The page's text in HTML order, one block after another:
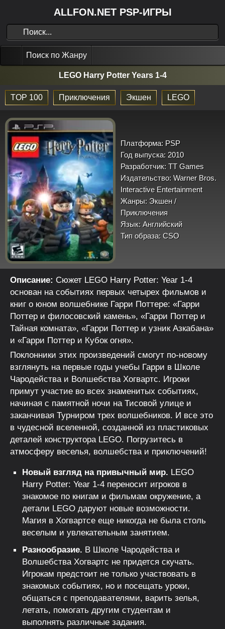
ALLFON.NET PSP-ИГРЫ
Поиск по Жанру
LEGO Harry Potter Years 1-4
TOP 100 Приключения Экшен LEGO
Платформа: PSP
Год выпуска: 2010
Разработчик: TT Games
Издательство: Warner Bros.
Interactive Entertainment
Жанры: Экшен /
Приключения
Язык: Английский
Тип образа: CSO
Описание: Сюжет LEGO Harry Potter: Year 1-4
основан на событиях первых четырех фильмов и
книг о юном волшебнике Гарри Поттере: «Гарри
Поттер и филосовский камень», «Гарри Поттер и
Тайная комната», «Гарри Поттер и узник Азкабана»
и «Гарри Поттер и Кубок огня».
Поклонники этих произведений смогут по-новому
взглянуть на первые годы учебы Гарри в Школе
Чародейства и Волшебства Хогвартс. Игроки
примут участие во всех знаменитых событиях,
начиная с памятной ночи на Тисовой улице и
заканчивая Турниром трех волшебников. И все это
в чудесной вселенной, созданной из пластиковых
деталей конструктора LEGO. Погрузитесь в
атмосферу веселья, волшебства и приключений!
Новый взгляд на привычный мир. LEGO
Harry Potter: Year 1-4 переносит игроков в
знакомое по книгам и фильмам окружение, а
детали LEGO даруют новые возможности.
Магия в Хогвартсе еще никогда не была столь
веселым и увлекательным занятием.
Разнообразие. В Школе Чародейства и
Волшебства Хогвартс не придется скучать.
Игрокам предстоит не только участвовать в
знакомых событиях, но и посещать уроки,
общаться с преподавателями, варить зелья,
летать, помогать другим студентам и
выполнять различные задания.